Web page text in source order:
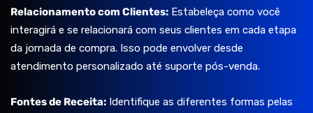
Relacionamento com Clientes: Estabeleça como você
interagirá e se relacionará com seus clientes em cada etapa
da jornada de compra. Isso pode envolver desde
atendimento personalizado até suporte pós-venda.
Fontes de Receita: Identifique as diferentes formas pelas